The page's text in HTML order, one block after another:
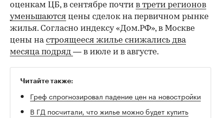
оценкам ЦБ, в сентябре почти в трети регионов
уменьшаются цены сделок на первичном рынке
жилья. Согласно индексу «Дом.РФ», в Москве
цены настроящееся жилье снижались два
месяца подряд — в июле и в августе.
Читайте также:
Греф спрогнозировал падение цен на новостройки
В ГД посчитали, что жилье можно будет купить